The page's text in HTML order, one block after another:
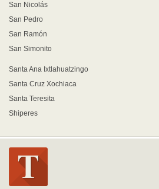
San Nicolás
San Pedro
San Ramón
San Simonito
Santa Ana Ixtlahuatzingo
Santa Cruz Xochiaca
Santa Teresita
Shiperes